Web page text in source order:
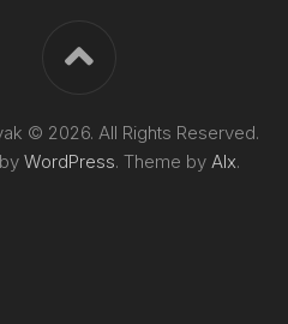
© 2026. All Rights Reserved.
WordPress. Theme by Alx.